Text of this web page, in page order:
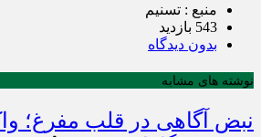
منبع : تسنیم
543 بازدید
بدون دیدگاه
نوشته های مشابه
نبض آگاهی در قلب مفرغ؛